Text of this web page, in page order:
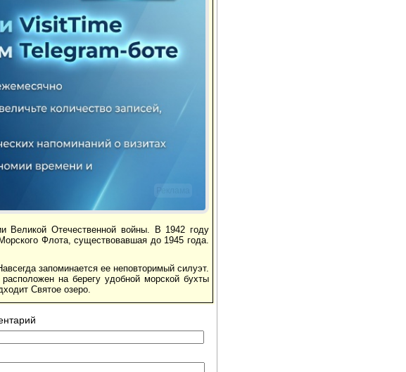
Реклама
Великой Отечественной войны. В 1942 году
Флота, существовавшая до 1945 года.
запоминается ее неповторимый силуэт.
на берегу удобной морской бухты
Святое озеро.